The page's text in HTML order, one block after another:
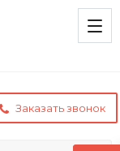
Заказать звонок